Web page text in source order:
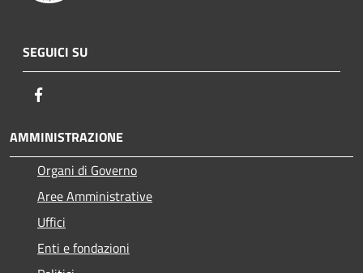
SEGUICI SU
AMMINISTRAZIONE
Organi di Governo
Aree Amministrative
Uffici
Enti e fondazioni